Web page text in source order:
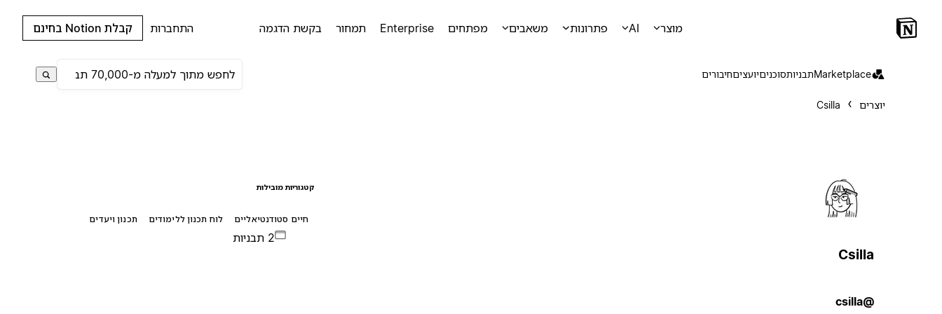
מוצר AI פתרונות משאבים מפתחים Enterprise תמחור בקשת הדגמה התחברות קבלת Notion בחינם
Marketplaceתבניותסוכניםיועציםחיבורים
יוצרים Csilla
Csilla
@csilla
קטגוריות מובילות
חיים סטודנטיאליים לוח תכנון ללימודים תכנון ויעדים
2 תבניות